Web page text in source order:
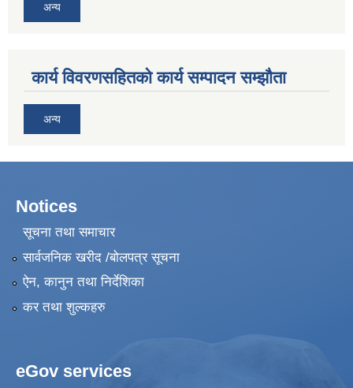
अन्य
कार्य विवरणसहितको कार्य सम्पादन सम्झौता
अन्य
Notices
सूचना तथा समाचार
सार्वजनिक खरीद /बोलपत्र सूचना
ऐन, कानुन तथा निर्देशिका
कर तथा शुल्कहरु
eGov services